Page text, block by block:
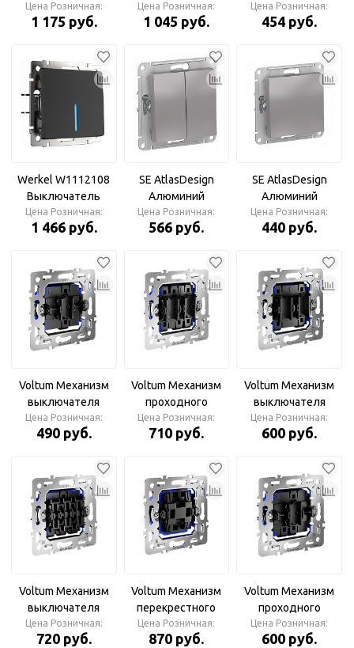
переключатель
одноклавишный
Цена Розничная:
1 175 руб.
двухклавишный
проходной
Цена Розничная:
1 045 руб.
Выключатель
одноклавишный
Цена Розничная:
454 руб.
Werkel W1112108
Выключатель
одноклавишный
проходной с
(черный матовый)
Цена Розничная:
1 466 руб.
SE AtlasDesign
Алюминий
Выключатель 2-
клавишный сх.5,
Цена Розничная:
566 руб.
SE AtlasDesign
Алюминий
Выключатель 1-
клавишный сх.1,
Цена Розничная:
440 руб.
Voltum Механизм
выключателя
одноклавишного
10А, S70
Цена Розничная:
490 руб.
Voltum Механизм
проходного
переключателя
двухклавишного
Цена Розничная:
710 руб.
Voltum Механизм
выключателя
двухклавишного
10А, S70
Цена Розничная:
600 руб.
Voltum Механизм
выключателя
трехклавишного
10А, S70
Цена Розничная:
720 руб.
Voltum Механизм
перекрестного
переключателя
одноклавишного
Цена Розничная:
870 руб.
Voltum Механизм
проходного
переключателя
одноклавишного
Цена Розничная:
600 руб.